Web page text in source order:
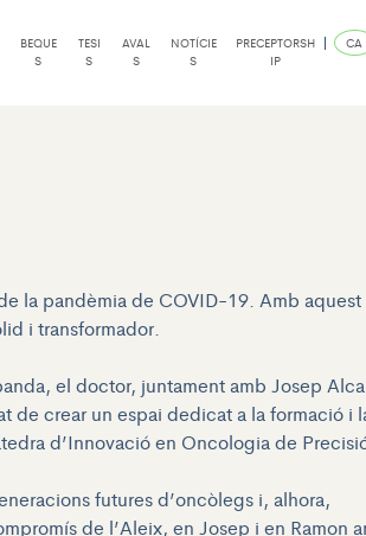
BEQUE
S
TESI
S
AVAL
S
NOTÍCIE
S
PRECEPTORSH
IP
CA
la pandèmia de COVID-19. Amb aquest
i transformador.
el doctor, juntament amb Josep
de crear un espai dedicat a la formació i
d’Innovació en Oncologia de
futures d’oncòlegs i, alhora,
de l’Aleix, en Josep i en Ramon